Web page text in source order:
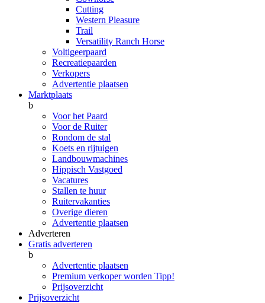
Cutting
Western Pleasure
Trail
Versatility Ranch Horse
Voltigeerpaard
Recreatiepaarden
Verkopers
Advertentie plaatsen
Marktplaats
b
Voor het Paard
Voor de Ruiter
Rondom de stal
Koets en rijtuigen
Landbouwmachines
Hippisch Vastgoed
Vacatures
Stallen te huur
Ruitervakanties
Overige dieren
Advertentie plaatsen
Adverteren
Gratis adverteren
b
Advertentie plaatsen
Premium verkoper worden Tipp!
Prijsoverzicht
Prijsoverzicht